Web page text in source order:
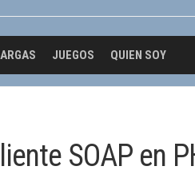
JUEGOS QUIEN SOY
SOAP en